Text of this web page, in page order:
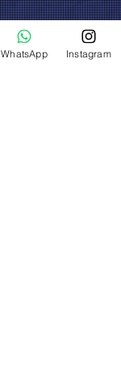
WhatsApp Instagram